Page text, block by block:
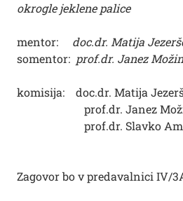
okrogle jeklene palice
mentor: doc.dr. Matija
somentor: prof.dr. Janez
komisija: doc.dr. Matija
prof.dr. Janez
prof.dr. Slavko
Zagovor bo v predavalnici IV/